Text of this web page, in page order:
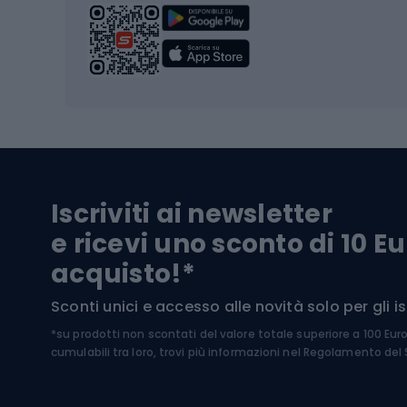
Biciclette
Biciclette da strada
Biciclette da ghiaia
Biciclette per bambini
Sport acquatici
Costumi da bagno
Sci
Sci
Iscriviti ai newsletter
e ricevi uno sconto di 10
acquisto!*
Sconti unici e accesso alle novità solo per gli
*su prodotti non scontati del valore totale superiore a 100
cumulabili tra loro, trovi più informazioni nel Regolamento del